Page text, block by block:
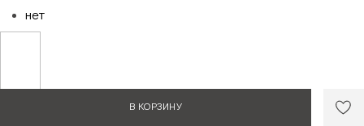
В КОРЗИНУ
нет